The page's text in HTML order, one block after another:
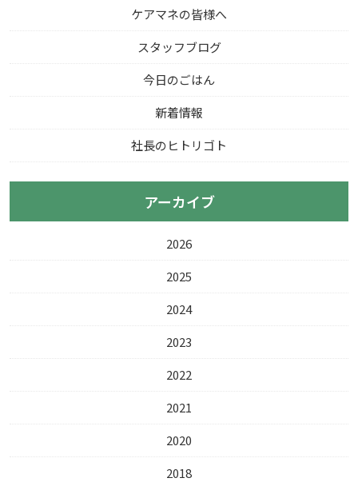
ケアマネの皆様へ
スタッフブログ
今日のごはん
新着情報
社長のヒトリゴト
アーカイブ
2026
2025
2024
2023
2022
2021
2020
2018